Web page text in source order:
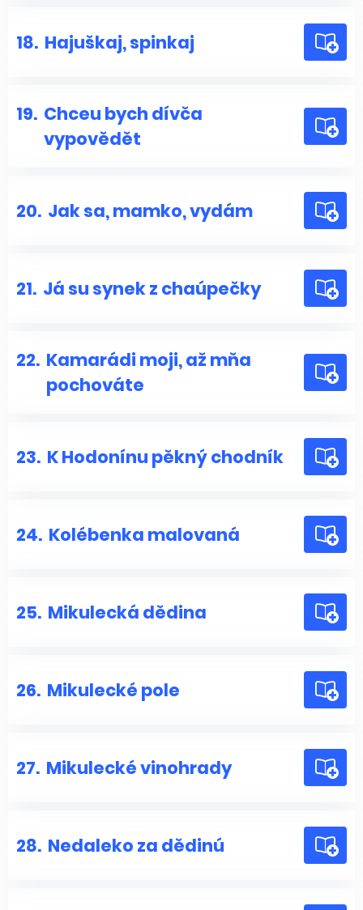
18. Hajuškaj, spinkaj
19. Chceu bych dívča
vypovědět
20. Jak sa, mamko, vydám
21. Já su synek z chaúpečky
22. Kamarádi moji, až mňa
pochováte
23. K Hodonínu pěkný chodník
24. Kolébenka malovaná
25. Mikulecká dědina
26. Mikulecké pole
27. Mikulecké vinohrady
28. Nedaleko za dědinú